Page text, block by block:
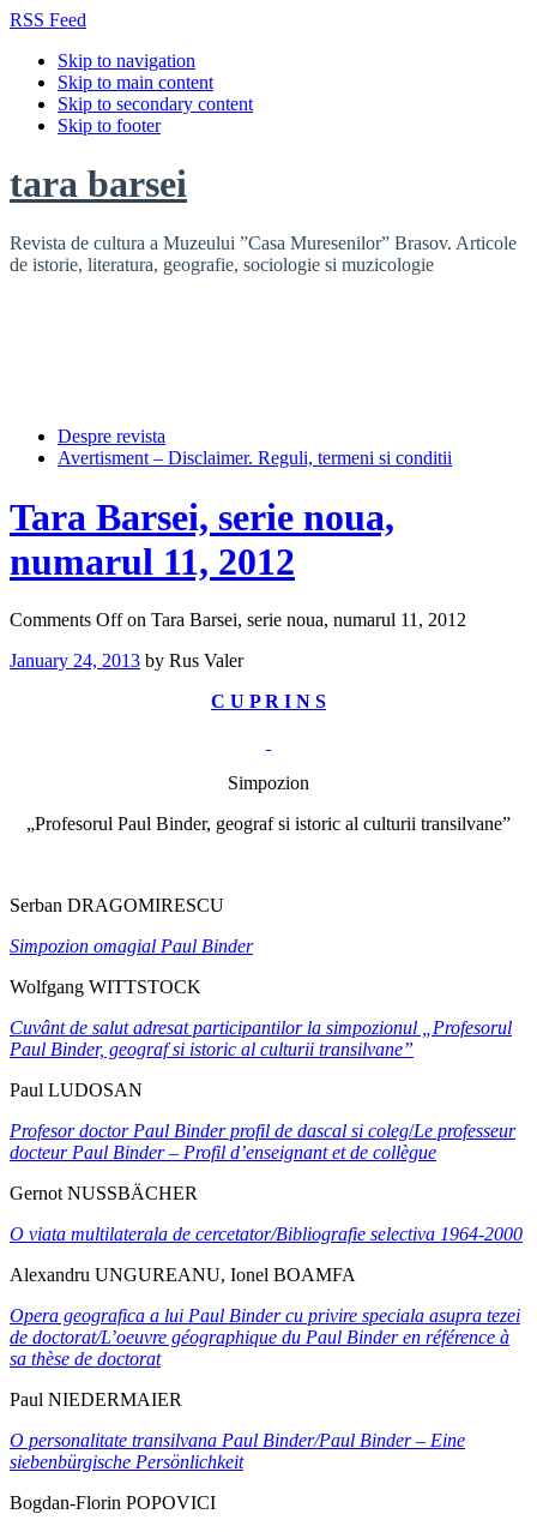
RSS Feed
Skip to navigation
Skip to main content
Skip to secondary content
Skip to footer
tara barsei
Revista de cultura a Muzeului ”Casa Muresenilor” Brasov. Articole
de istorie, literatura, geografie, sociologie si muzicologie
Despre revista
Avertisment – Disclaimer. Reguli, termeni si conditii
Tara Barsei, serie noua,
numarul 11, 2012
Comments Offon Tara Barsei, serie noua, numarul 11, 2012
January 24, 2013 by Rus Valer
C U P R I N S
Simpozion
„Profesorul Paul Binder, geograf si istoric al culturii transilvane”
Serban DRAGOMIRESCU
Simpozion omagial Paul Binder
Wolfgang WITTSTOCK
Cuvânt de salut adresat participantilor la simpozionul „Profesorul
Paul Binder, geograf si istoric al culturii transilvane”
Paul LUDOSAN
Profesor doctor Paul Binder profil de dascal si coleg/Le professeur
docteur Paul Binder – Profil d’enseignant et de collègue
Gernot NUSSBÄCHER
O viata multilaterala de cercetator/Bibliografie selectiva 1964-2000
Alexandru UNGUREANU, Ionel BOAMFA
Opera geografica a lui Paul Binder cu privire speciala asupra tezei
de doctorat/L’oeuvre géographique du Paul Binder en référence à
sa thèse de doctorat
Paul NIEDERMAIER
O personalitate transilvana Paul Binder/Paul Binder– Eine
siebenbürgische Persönlichkeit
Bogdan-Florin POPOVICI